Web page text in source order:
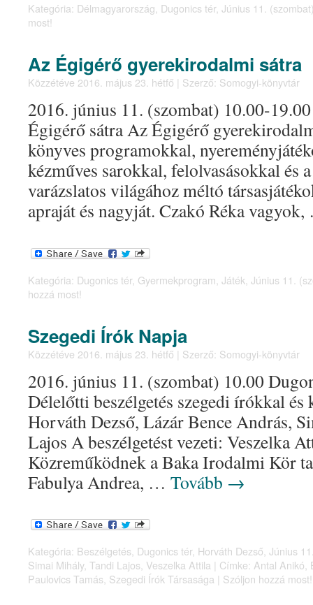
Kategória: Délmagyarország, Dugonics tér, Június 11.
most!
Az Égigérő gyerekirodalmi sátra
Közzétéve 2016. május 23. hétfő | Szerző: Somogyi-könyvtár
2016. június 11. (szombat) 10.00-
Égigérő sátra Az Égigérő
könyves programokkal,
kézműves sarokkal, felolvasásokkal és
varázslatos világához méltó
apraját és nagyját. Czakó Réka
Kategória: Dugonics tér, Gyermekprogram Játék Június 11.
hozzá most!
Szegedi Írók Napja
Közzétéve 2016. május 23. hétfő | Szerző: Somogyi-könyvtár
2016. június 11. (szombat) 10.00
Délelőtti beszélgetés szegedi írókkal
Horváth Dezső, Lázár Bence András,
Lajos A beszélgetést vezeti: Veszelka
Közreműködnek a Baka Irodalmi Kör
Fabulya Andrea, … Tovább →
Kategória: Beszélgetés Dugonics tér, Horváth Dezső Június
Simai Mihály, Tandi Lajos Veszelka Attila | Címke: Antal Anikó
Paulovics Tamás Szegedi Írók Társasága | Szóljon hozzá most!